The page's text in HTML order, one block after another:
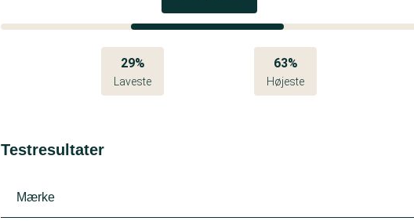
29%
Laveste
63%
Højeste
Testresultater
Mærke